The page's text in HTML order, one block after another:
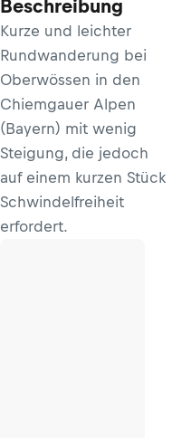
Beschreibung
Kurze und leichter
Rundwanderung bei
Oberwössen in den
Chiemgauer Alpen
(Bayern) mit wenig
Steigung, die jedoch
auf einem kurzen Stück
Schwindelfreiheit
erfordert.